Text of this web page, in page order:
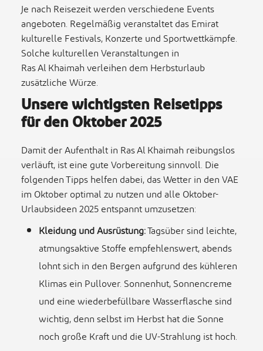
Je nach Reisezeit werden verschiedene Events
angeboten. Regelmäßig veranstaltet das Emirat
kulturelle Festivals, Konzerte und Sportwettkämpfe.
Solche kulturellen Veranstaltungen in
Ras Al Khaimah verleihen dem Herbsturlaub
zusätzliche Würze.
Unsere wichtigsten Reisetipps
für den Oktober 2025
Damit der Aufenthalt in Ras Al Khaimah reibungslos
verläuft, ist eine gute Vorbereitung sinnvoll. Die
folgenden Tipps helfen dabei, das Wetter in den VAE
im Oktober optimal zu nutzen und alle Oktober-
Urlaubsideen 2025 entspannt umzusetzen:
Kleidung und Ausrüstung:Tagsüber sind leichte,
atmungsaktive Stoffe empfehlenswert, abends
lohnt sich in den Bergen aufgrund des kühleren
Klimas ein Pullover. Sonnenhut, Sonnencreme
und eine wiederbefüllbare Wasserflasche sind
wichtig, denn selbst im Herbst hat die Sonne
noch große Kraft und die UV‑Strahlung ist hoch.